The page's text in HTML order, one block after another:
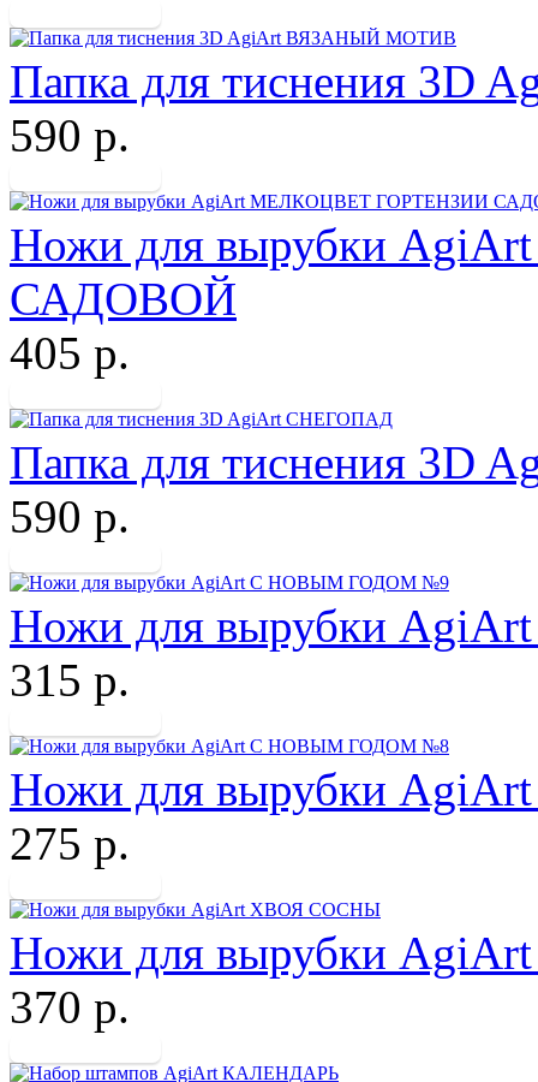
Папка для тиснения
590 р.
Ножи для вырубки
САДОВОЙ
405 р.
Папка для тиснения
590 р.
Ножи для вырубки
315 р.
Ножи для вырубки
275 р.
Ножи для вырубки
370 р.